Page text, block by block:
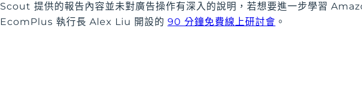
Scout 提供的報告內容並未對廣告操作有深入的說明，若想要進一步學習
EcomPlus 執行長 Alex Liu 開設的 90 分鐘免費線上研討會 。